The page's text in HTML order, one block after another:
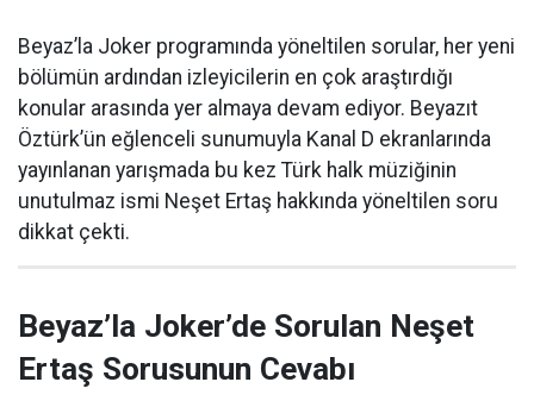
Beyaz’la Joker programında yöneltilen sorular, her yeni
bölümün ardından izleyicilerin en çok araştırdığı
konular arasında yer almaya devam ediyor. Beyazıt
Öztürk’ün eğlenceli sunumuyla Kanal D ekranlarında
yayınlanan yarışmada bu kez Türk halk müziğinin
unutulmaz ismi Neşet Ertaş hakkında yöneltilen soru
dikkat çekti.
Beyaz’la Joker’de Sorulan Neşet
Ertaş Sorusunun Cevabı